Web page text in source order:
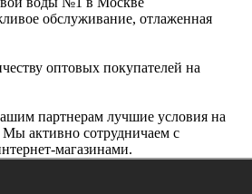
обслуживание, отлаженная
оптовых покупателей на
партнерам лучшие условия на
активно сотрудничаем с
магазинами.